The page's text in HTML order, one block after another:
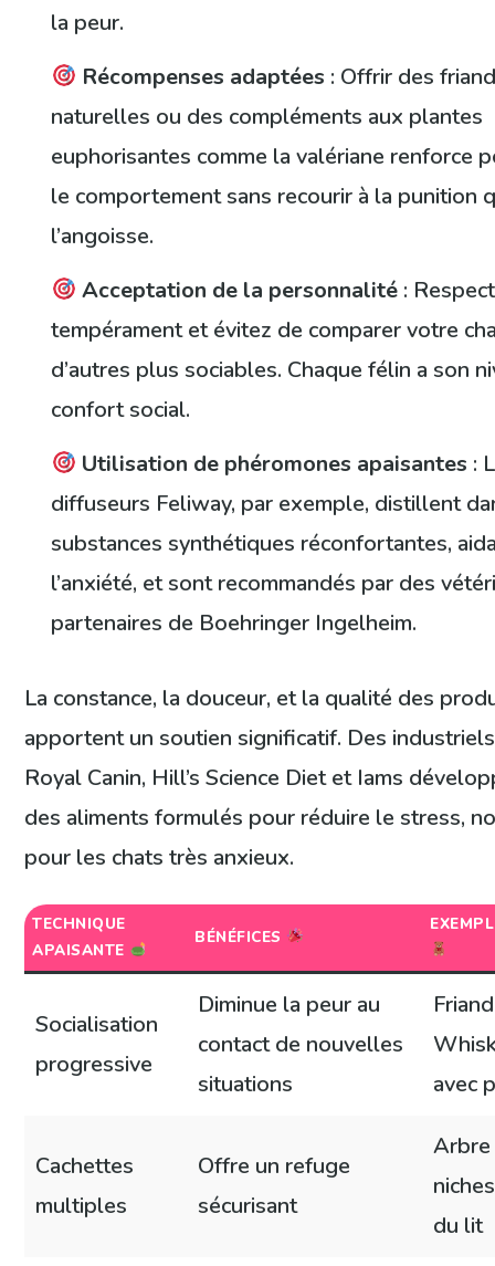
la peur.
Récompenses adaptées : Offrir des
naturelles ou des compléments aux plantes
euphorisantes comme la valériane renforce
le comportement sans recourir à la punition
l’angoisse.
Acceptation de la personnalité :
tempérament et évitez de comparer votre
d’autres plus sociables. Chaque félin a son
confort social.
Utilisation de phéromones apaisantes :
diffuseurs Feliway, par exemple, distillent
substances synthétiques réconfortantes,
l’anxiété, et sont recommandés par des
partenaires de Boehringer Ingelheim.
La constance, la douceur, et la qualité des
apportent un soutien significatif. Des
Royal Canin, Hill’s Science Diet et Iams
des aliments formulés pour réduire le stress,
pour les chats très anxieux.
TECHNIQUE
APAISANTE
BÉNÉFICES
Socialisation
progressive
Diminue la peur au
contact de nouvelles
situations
avec
Cachettes
multiples
Offre un refuge
sécurisant
Arbre
du lit